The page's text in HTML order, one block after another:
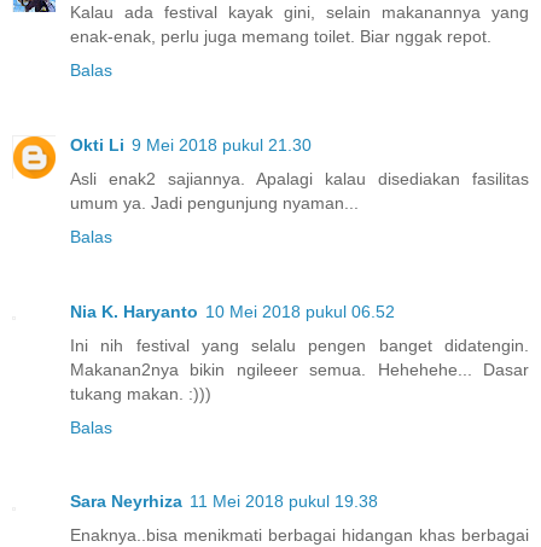
Kalau ada festival kayak gini, selain makanannya yang
enak-enak, perlu juga memang toilet. Biar nggak repot.
Balas
Okti Li 9 Mei 2018 pukul 21.30
Asli enak2 sajiannya. Apalagi kalau disediakan fasilitas
umum ya. Jadi pengunjung nyaman...
Balas
Nia K. Haryanto 10 Mei 2018 pukul 06.52
Ini nih festival yang selalu pengen banget didatengin.
Makanan2nya bikin ngileeer semua. Hehehehe... Dasar
tukang makan. :)))
Balas
Sara Neyrhiza 11 Mei 2018 pukul 19.38
Enaknya..bisa menikmati berbagai hidangan khas berbagai